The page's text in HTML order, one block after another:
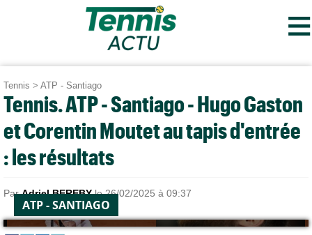
≡
Tennis > ATP - Santiago
Tennis. ATP - Santiago - Hugo Gaston
et Corentin Moutet au tapis d'entrée
: les résultats
ParAdriel BEREBYle 26/02/2025 à 09:37
ATP - SANTIAGO